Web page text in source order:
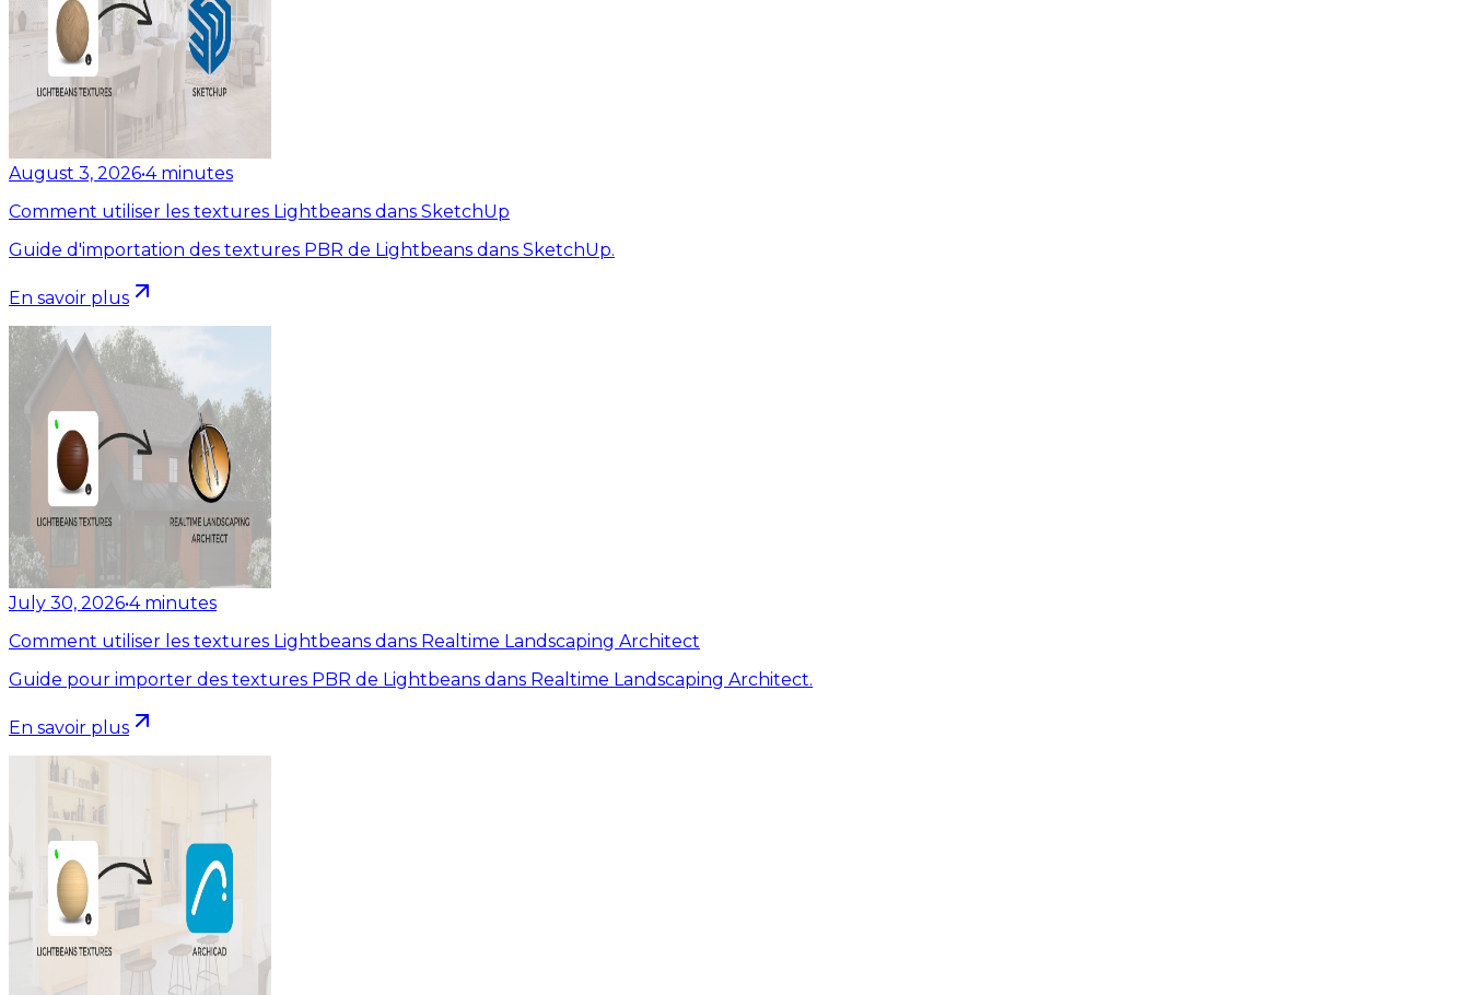
August 3, 2026•4 minutes
Comment utiliser les textures Lightbeans dans SketchUp
Guide d'importation des textures PBR de Lightbeans dans SketchUp.
En savoir plus
July 30, 2026•4 minutes
Comment utiliser les textures Lightbeans dans Realtime Landscaping Architect
Guide pour importer des textures PBR de Lightbeans dans Realtime Landscaping Architect.
En savoir plus